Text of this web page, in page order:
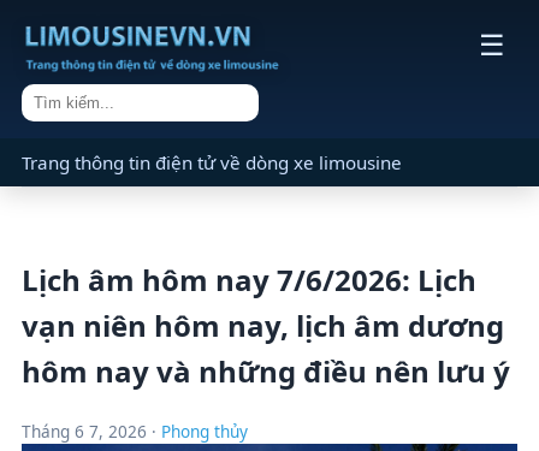
☰
Trang thông tin điện tử về dòng xe limousine
Lịch âm hôm nay 7/6/2026: Lịch
vạn niên hôm nay, lịch âm dương
hôm nay và những điều nên lưu ý
Tháng 6 7, 2026 · Phong thủy